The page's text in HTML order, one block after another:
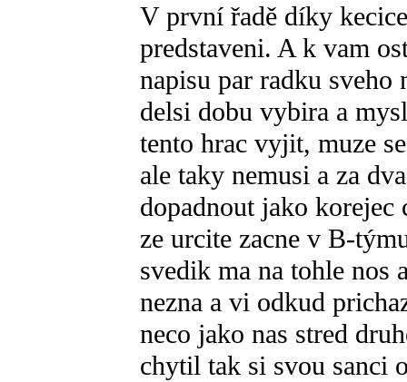
V první řadě díky
predstaveni. A k vam
napisu par radku sveho
delsi dobu vybira a
tento hrac vyjit, muze
ale taky nemusi a za
dopadnout jako
ze urcite zacne v B-
svedik ma na tohle nos
nezna a vi odkud
neco jako nas stred
chytil tak si svou sanci